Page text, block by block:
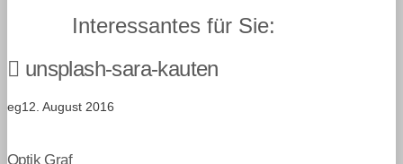
Interessantes für Sie:
unsplash-sara-kauten
eg12. August 2016
Optik Graf